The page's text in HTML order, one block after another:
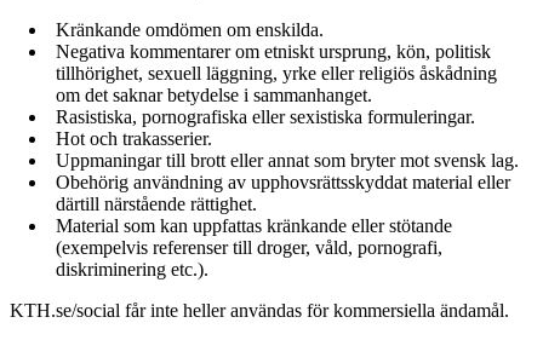
Kränkande omdömen om enskilda.
Negativa kommentarer om etniskt ursprung, kön, politisk
tillhörighet, sexuell läggning, yrke eller religiös åskådning
om det saknar betydelse i sammanhanget.
Rasistiska, pornografiska eller sexistiska formuleringar.
Hot och trakasserier.
Uppmaningar till brott eller annat som bryter mot svensk lag.
Obehörig användning av upphovsrättsskyddat material eller
därtill närstående rättighet.
Material som kan uppfattas kränkande eller stötande
(exempelvis referenser till droger, våld, pornografi,
diskriminering etc.).
KTH.se/social får inte heller användas för kommersiella ändamål.